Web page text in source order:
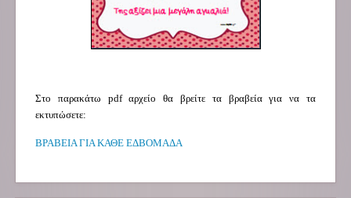
Στο παρακάτω pdf αρχείο θα βρείτε τα βραβεία για να τα
εκτυπώσετε:
ΒΡΑΒΕΙΑ ΓΙΑ ΚΑΘΕ ΕΔΒΟΜΑΔΑ